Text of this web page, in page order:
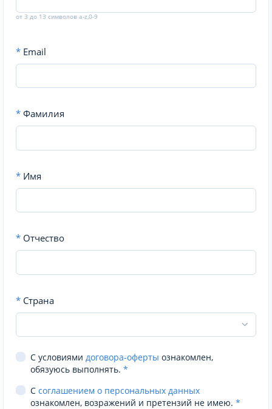
от 3 до 13 символов a-z,0-9
* Email
* Фамилия
* Имя
* Отчество
* Страна
С условиями договора-оферты ознакомлен,
обязуюсь выполнять. *
С соглашением о персональных данных
ознакомлен, возражений и претензий не имею. *